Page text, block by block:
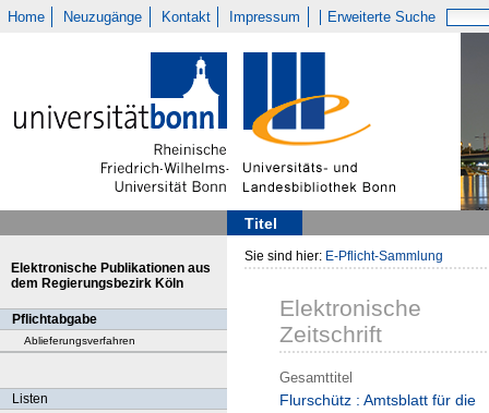
Home Neuzugänge Kontakt Impressum Erweiterte Suche
Titel
Elektronische Publikationen aus
dem Regierungsbezirk Köln
Pflichtabgabe
Ablieferungsverfahren
Listen
Sie sind hier: E-Pflicht-Sammlung
Elektronische
Zeitschrift
Gesamttitel
Flurschütz : Amtsblatt für die